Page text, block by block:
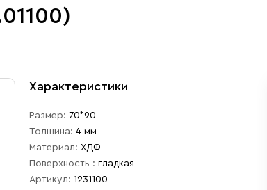
Характеристики
Размер: 70*90
Толщина: 4 мм
Материал: ХДФ
Поверхность : гладкая
Артикул: 1231100